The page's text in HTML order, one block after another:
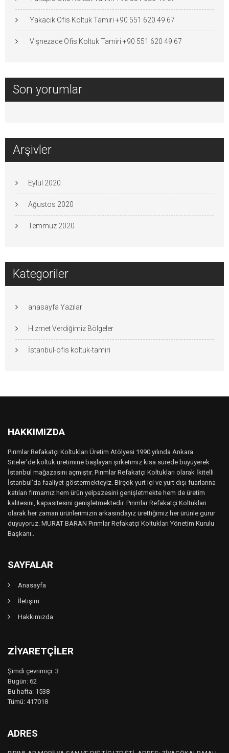
Yakacık Ofis Koltuk Tamiri +90 551 620 49 67
Vişnezade Ofis Koltuk Tamiri +90 551 620 49 67
Son yorumlar
Arşivler
Eylül 2020
Ağustos 2020
Temmuz 2020
Kategoriler
anasayfa Yazılar
Hizmet Verdiğimiz Bölgeler
İstanbul-ofis koltuk-tamiri
HAKKIMIZDA
Pırımlar Refakatçi Koltukları Üretim Atölyesi 1990 yılında Ankara
Siteler’de koltuk üretimine başlayan şirketimiz kısa sürede büyüyerek
İstanbul mağazasını açmıştır. Pırımlar Refakatçi Koltukları olarak İkitelli
İstanbul’da faaliyet göstermekteyiz. Birçok yurt içi ve yurt dışı fuarlarına
katılan firmamız hem ürün yelpazesini genişletmekte hem de üretim
kalitesini, kapasitesini genişletmektedir. Pırımlar Refakatçi Koltukları
olarak her zaman ürünlerimizin arkasındayız ürettiğimiz her ürünle gurur
duyuyoruz. MURAT BARAN Pırımlar Refakatçi Koltukları Yönetim Kurulu
Başkanı..
SAYFALAR
Anasayfa
İletişim
Hakkımızda
ZIYARETÇILER
Şimdi çevrimiçi: 3
Bugün: 62
Bu hafta: 1538
Tümü: 417018
ADRES